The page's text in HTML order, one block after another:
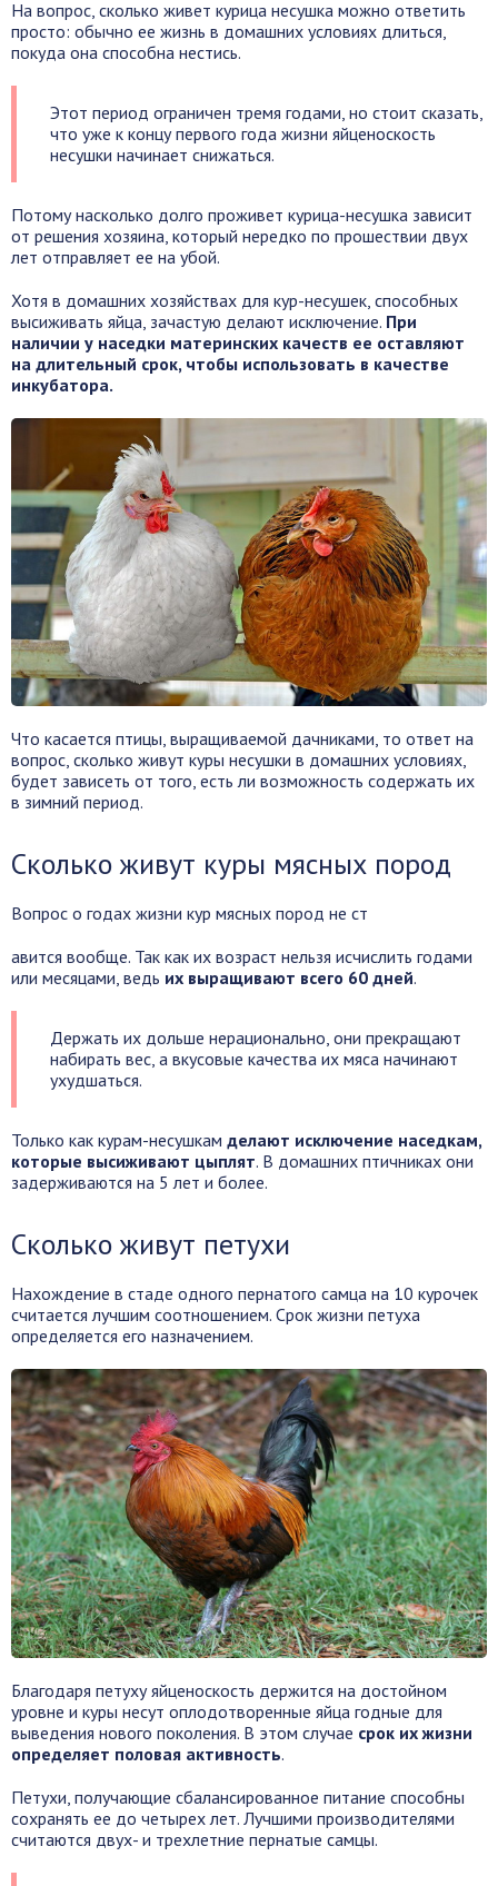
На вопрос, сколько живет курица несушка можно ответить
просто: обычно ее жизнь в домашних условиях длиться,
покуда она способна нестись.
Этот период ограничен тремя годами, но стоит сказать,
что уже к концу первого года жизни яйценоскость
несушки начинает снижаться.
Потому насколько долго проживет курица-несушка зависит
от решения хозяина, который нередко по прошествии двух
лет отправляет ее на убой.
Хотя в домашних хозяйствах для кур-несушек, способных
высиживать яйца, зачастую делают исключение. При
наличии у наседки материнских качеств ее оставляют
на длительный срок, чтобы использовать в качестве
инкубатора.
Что касается птицы, выращиваемой дачниками, то ответ на
вопрос, сколько живут куры несушки в домашних условиях,
будет зависеть от того, есть ли возможность содержать их
в зимний период.
Сколько живут куры мясных пород
Вопрос о годах жизни кур мясных пород не ст
авится вообще. Так как их возраст нельзя исчислить годами
или месяцами, ведь их выращивают всего 60 дней.
Держать их дольше нерационально, они прекращают
набирать вес, а вкусовые качества их мяса начинают
ухудшаться.
Только как курам-несушкам делают исключение наседкам,
которые высиживают цыплят. В домашних птичниках они
задерживаются на 5 лет и более.
Сколько живут петухи
Нахождение в стаде одного пернатого самца на 10 курочек
считается лучшим соотношением. Срок жизни петуха
определяется его назначением.
Благодаря петуху яйценоскость держится на достойном
уровне и куры несут оплодотворенные яйца годные для
выведения нового поколения. В этом случае срок их жизни
определяет половая активность.
Петухи, получающие сбалансированное питание способны
сохранять ее до четырех лет. Лучшими производителями
считаются двух- и трехлетние пернатые самцы.